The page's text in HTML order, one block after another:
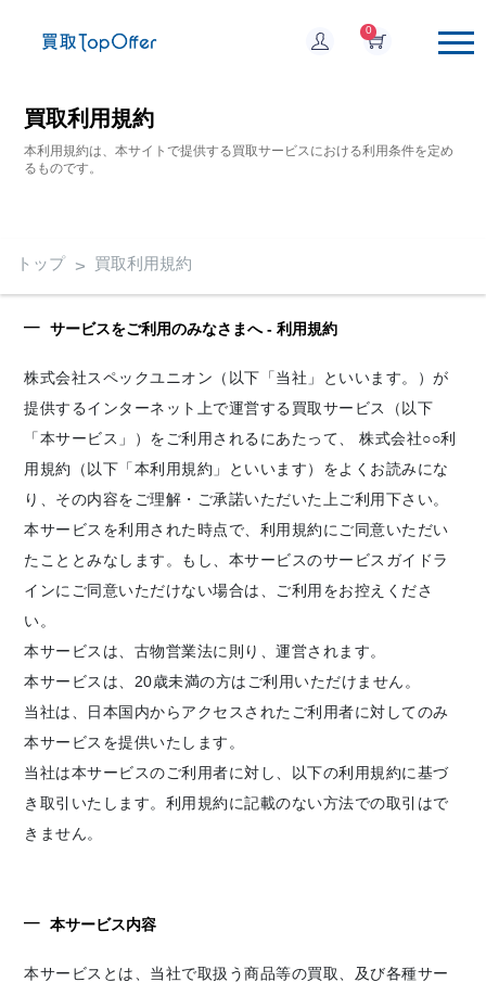
0
買取利用規約
本利用規約は、本サイトで提供する買取サービスにおける利用条件を定め
るものです。
トップ 買取利用規約
サービスをご利用のみなさまへ - 利用規約
株式会社スペックユニオン（以下「当社」といいます。）が
提供するインターネット上で運営する買取サービス（以下
「本サービス」）をご利用されるにあたって、 株式会社○○利
用規約（以下「本利用規約」といいます）をよくお読みにな
り、その内容をご理解・ご承諾いただいた上ご利用下さい。
本サービスを利用された時点で、利用規約にご同意いただい
たこととみなします。もし、本サービスのサービスガイドラ
インにご同意いただけない場合は、ご利用をお控えくださ
い。
本サービスは、古物営業法に則り、運営されます。
本サービスは、20歳未満の方はご利用いただけません。
当社は、日本国内からアクセスされたご利用者に対してのみ
本サービスを提供いたします。
当社は本サービスのご利用者に対し、以下の利用規約に基づ
き取引いたします。利用規約に記載のない方法での取引はで
きません。
本サービス内容
本サービスとは、当社で取扱う商品等の買取、及び各種サー